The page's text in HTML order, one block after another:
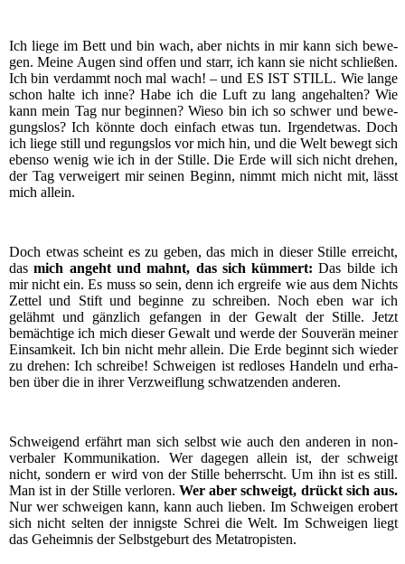
Ich lie­ge im Bett und bin wach, aber nichts in mir kann sich bewe­
gen. Mei­ne Augen sind offen und starr, ich kann sie nicht schlie­ßen.
Ich bin ver­dammt noch mal wach! – und ES IST STILL. Wie lan­ge
schon hal­te ich inne? Habe ich die Luft zu lang ange­hal­ten? Wie
kann mein Tag nur begin­nen? Wie­so bin ich so schwer und bewe­
gungs­los? Ich könn­te doch ein­fach etwas tun. Irgend­et­was. Doch
ich lie­ge still und regungs­los vor mich hin, und die Welt bewegt sich
eben­so wenig wie ich in der Stil­le. Die Erde will sich nicht dre­hen,
der Tag ver­wei­gert mir sei­nen Beginn, nimmt mich nicht mit, lässt
mich allein.
Doch etwas scheint es zu geben, das mich in die­ser Stil­le erreicht,
dasmich angeht und mahnt, das sich küm­mert: Das bil­de ich
mir nicht ein. Es muss so sein, denn ich ergrei­fe wie aus dem Nichts
Zet­tel und Stift und begin­ne zu schrei­ben. Noch eben war ich
gelähmt und gänz­lich gefan­gen in der Gewalt der Stil­le. Jetzt
bemäch­ti­ge ich mich die­ser Gewalt und wer­de der Sou­ve­rän mei­ner
Ein­sam­keit. Ich bin nicht mehr allein. Die Erde beginnt sich wie­der
zu dre­hen: Ich schrei­be! Schwei­gen ist red­lo­ses Han­deln und erha­
ben über die in ihrer Ver­zweif­lung schwat­zen­den anderen.
Schwei­gend erfährt man sich selbst wie auch den ande­ren in non­
ver­ba­ler Kom­mu­ni­ka­ti­on. Wer dage­gen allein ist, der schweigt
nicht, son­dern er wird von der Stil­le beherrscht. Um ihn ist es still.
Man ist in der Stil­le ver­lo­ren.Wer aber schweigt, drückt sich aus.
Nur wer schwei­gen kann, kann auch lie­ben. Im Schwei­gen erobert
sich nicht sel­ten der innigs­te Schrei die Welt. Im Schwei­gen liegt
das Geheim­nis der Selbst­ge­burt des Metatropisten.